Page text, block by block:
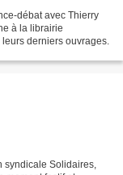
débat avec Thierry
à la librairie
derniers ouvrages.
syndicale Solidaires,